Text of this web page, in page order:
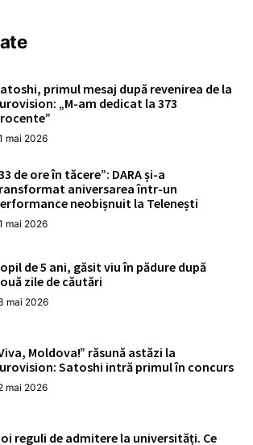
primul mesaj după revenirea de la
„M-am dedicat la 373
mai 2026
de ore în tăcere”: DARA și-a
aniversarea într-un
neobișnuit la Telenești
mai 2026
de 5 ani, găsit viu în pădure după
zile de căutări
mai 2026
Moldova!” răsună astăzi la
Satoshi intră primul în concurs
mai 2026
reguli de admitere la universități. Ce